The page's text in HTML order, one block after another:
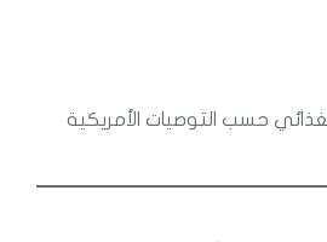
حسب التوصيات الأمريكية